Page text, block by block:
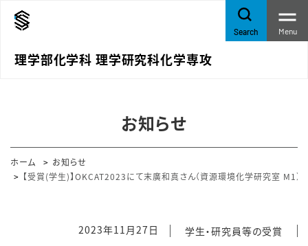
理学部化学科 理学研究科化学専攻
Search Menu
お知らせ
ホーム
お知らせ
【受賞(学生)】OKCAT2023にて末廣和真さん（資源環境化学研究室
2023年11月27日 学生・研究員等の受賞